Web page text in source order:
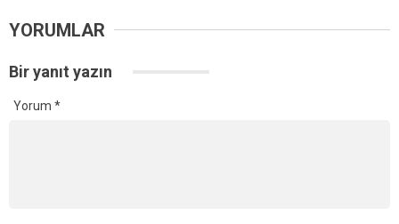
YORUMLAR
Bir yanıt yazın
Yorum *